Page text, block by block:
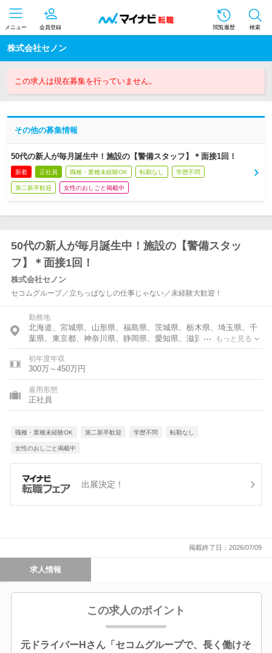
メニュー 会員登録 閲覧履歴 検索
株式会社セノン
この求人は現在募集を行っていません。
その他の募集情報
50代の新人が毎月誕生中！施設の【警備スタッフ】＊面接1回！
新着 正社員 職種・業種未経験OK 転勤なし 学歴不問
第二新卒歓迎 女性のおしごと掲載中
50代の新人が毎月誕生中！施設の【警備スタッ
フ】＊面接1回！
株式会社セノン
セコムグループ／立ちっぱなしの仕事じゃない／未経験大歓迎！
勤務地
北海道、宮城県、山形県、福島県、茨城県、栃木県、埼玉県、千
葉県、東京都、神奈川県、静岡県、愛知県、滋賀県、大阪府、香
川県
もっと見る
初年度年収
300万～450万円
雇用形態
正社員
職種・業種未経験OK 第二新卒歓迎 学歴不問 転勤なし
女性のおしごと掲載中
出展決定！
掲載終了日：2026/07/09
求人情報
この求人のポイント
元ドライバーHさん「セコムグループで、長く働けそ